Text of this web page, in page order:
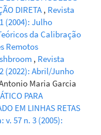
DIRETA , Revista
(2004): Julho
da Calibração
Remotos
, Revista
(2022): Abril/Junho
Maria Garcia
PARA
EM LINHAS RETAS
57 n. 3 (2005):